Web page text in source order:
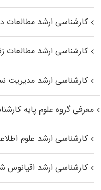
کارشناسی ارشد مطالعات
کارشناسی ارشد مطالعات
کارشناسی ارشد مدیریت
معرفی گروه علوم پایه
کارشناسی ارشد علوم
کارشناسی ارشد اقیانوس‌